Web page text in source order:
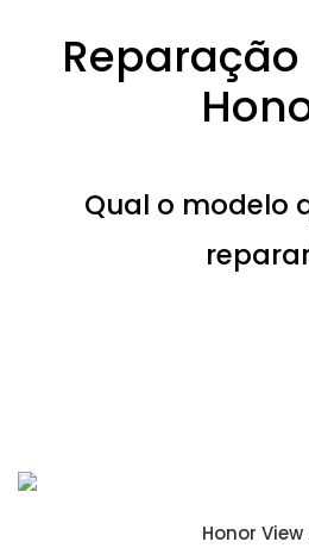
Qual o modelo
Honor View